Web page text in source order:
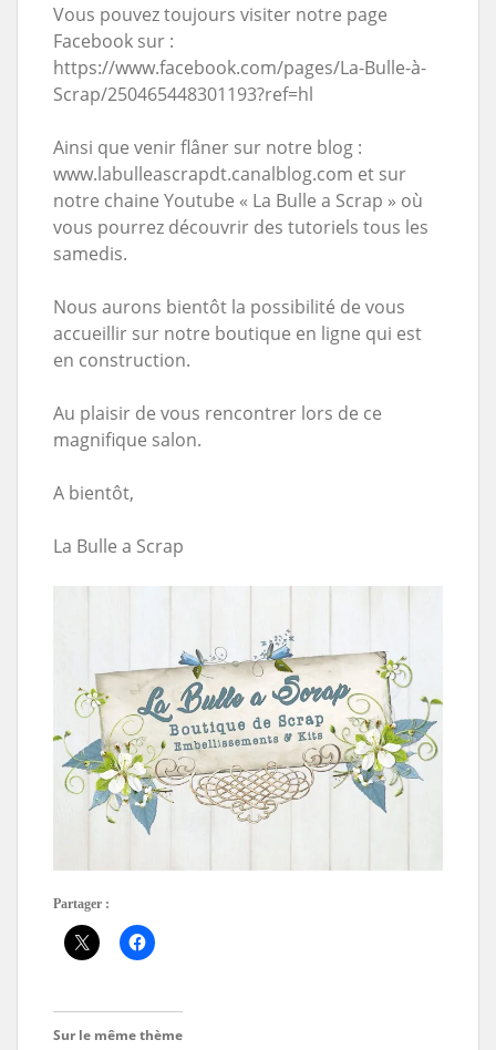
Vous pouvez toujours visiter notre page
Facebook sur :
https://www.facebook.com/pages/La-Bulle-à-
Scrap/250465448301193?ref=hl
Ainsi que venir flâner sur notre blog :
www.labulleascrapdt.canalblog.com et sur
notre chaine Youtube « La Bulle a Scrap » où
vous pourrez découvrir des tutoriels tous les
samedis.
Nous aurons bientôt la possibilité de vous
accueillir sur notre boutique en ligne qui est
en construction.
Au plaisir de vous rencontrer lors de ce
magnifique salon.
A bientôt,
La Bulle a Scrap
Partager :
Sur le même thème